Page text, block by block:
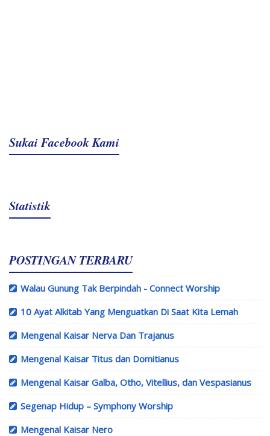
Sukai Facebook Kami
Statistik
POSTINGAN TERBARU
Walau Gunung Tak Berpindah - Connect Worship
10 Ayat Alkitab Yang Menguatkan Di Saat Kita Lemah
Mengenal Kaisar Nerva Dan Trajanus
Mengenal Kaisar Titus dan Domitianus
Mengenal Kaisar Galba, Otho, Vitellius, dan Vespasianus
Segenap Hidup – Symphony Worship
Mengenal Kaisar Nero